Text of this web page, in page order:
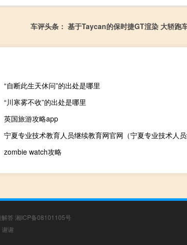
车评头条： 基于Taycan的保时捷GT渲染 大轿跑
“自断此生天休问”的出处是哪里
“川寒雾不收”的出处是哪里
英国旅游攻略app
zombie watch攻略
解答 湘ICP备08101105号
谢谢